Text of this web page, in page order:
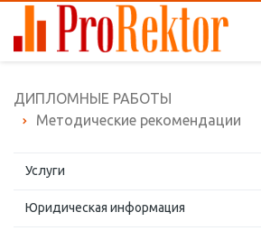
ДИПЛОМНЫЕ РАБОТЫ
Методические рекомендации
Услуги
Юридическая информация